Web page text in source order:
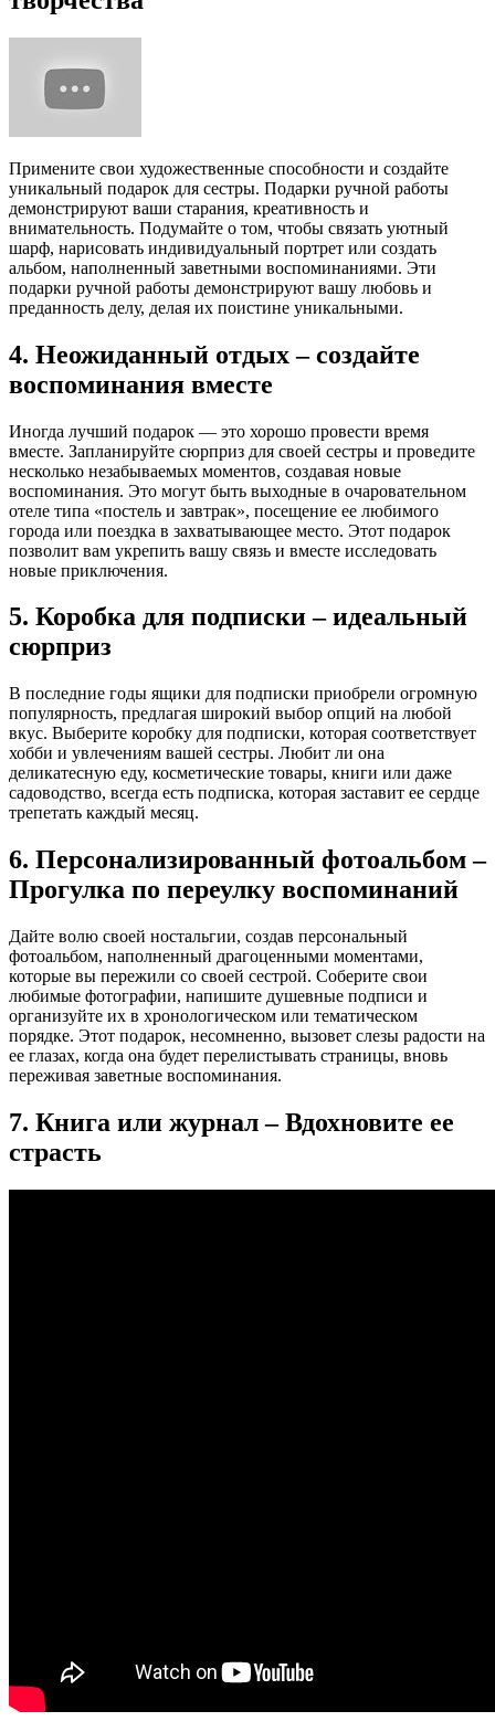
Примените свои художественные способности и создайте
уникальный подарок для сестры. Подарки ручной работы
демонстрируют ваши старания, креативность и
внимательность. Подумайте о том, чтобы связать уютный
шарф, нарисовать индивидуальный портрет или создать
альбом, наполненный заветными воспоминаниями. Эти
подарки ручной работы демонстрируют вашу любовь и
преданность делу, делая их поистине уникальными.
4. Неожиданный отдых – создайте
воспоминания вместе
Иногда лучший подарок — это хорошо провести время
вместе. Запланируйте сюрприз для своей сестры и проведите
несколько незабываемых моментов, создавая новые
воспоминания. Это могут быть выходные в очаровательном
отеле типа «постель и завтрак», посещение ее любимого
города или поездка в захватывающее место. Этот подарок
позволит вам укрепить вашу связь и вместе исследовать
новые приключения.
5. Коробка для подписки – идеальный
сюрприз
В последние годы ящики для подписки приобрели огромную
популярность, предлагая широкий выбор опций на любой
вкус. Выберите коробку для подписки, которая соответствует
хобби и увлечениям вашей сестры. Любит ли она
деликатесную еду, косметические товары, книги или даже
садоводство, всегда есть подписка, которая заставит ее сердце
трепетать каждый месяц.
6. Персонализированный фотоальбом –
Прогулка по переулку воспоминаний
Дайте волю своей ностальгии, создав персональный
фотоальбом, наполненный драгоценными моментами,
которые вы пережили со своей сестрой. Соберите свои
любимые фотографии, напишите душевные подписи и
организуйте их в хронологическом или тематическом
порядке. Этот подарок, несомненно, вызовет слезы радости на
ее глазах, когда она будет перелистывать страницы, вновь
переживая заветные воспоминания.
7. Книга или журнал – Вдохновите ее
страсть